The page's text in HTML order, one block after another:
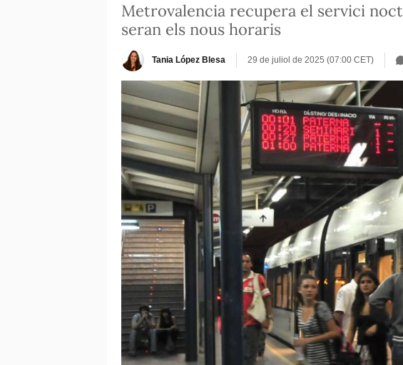
Metrovalencia recupera el servici
seran els nous horaris
Tania López Blesa 29 de juliol de 2025 (07:00 CET)